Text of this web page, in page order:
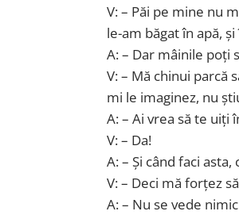
V: – Păi pe mine nu
le-am băgat în apă,
A: – Dar mâinile poți
V: – Mă chinui parcă
mi le imaginez, nu
A: – Ai vrea să te uiți
V: – Da!
A: – Și când faci asta,
V: – Deci mă forțez
A: – Nu se vede